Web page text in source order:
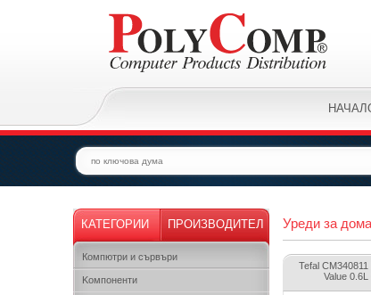
КАТЕГОРИИ ПРОИЗВОДИТЕЛ
Компютри и сървъри
Kомпоненти
Уреди за
Tefal
Value 0.6L